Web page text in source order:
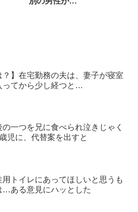
？】在宅勤務の夫は、妻子が寝室
ってから少し経つと…
の一つを兄に食べられ泣きじゃく
児に、代替案を出すと
用トイレにあってほしいと思うも
…ある意見にハッとした